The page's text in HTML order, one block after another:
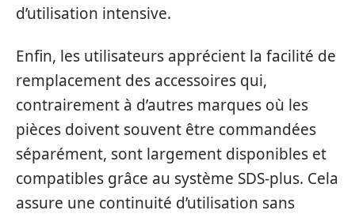
d’utilisation intensive.
Enfin, les utilisateurs apprécient la facilité de
remplacement des accessoires qui,
contrairement à d’autres marques où les
pièces doivent souvent être commandées
séparément, sont largement disponibles et
compatibles grâce au système SDS-plus. Cela
assure une continuité d’utilisation sans